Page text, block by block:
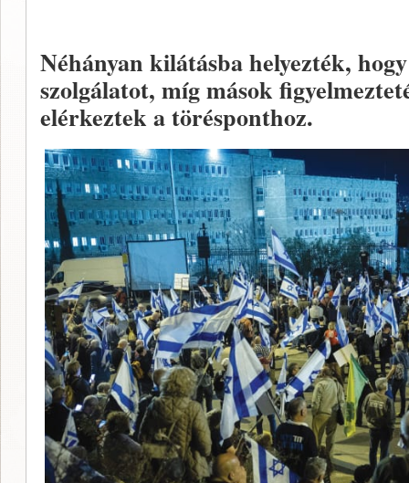
Néhányan kilátásba helyezték,
szolgálatot, míg mások
elérkeztek a törésponthoz.